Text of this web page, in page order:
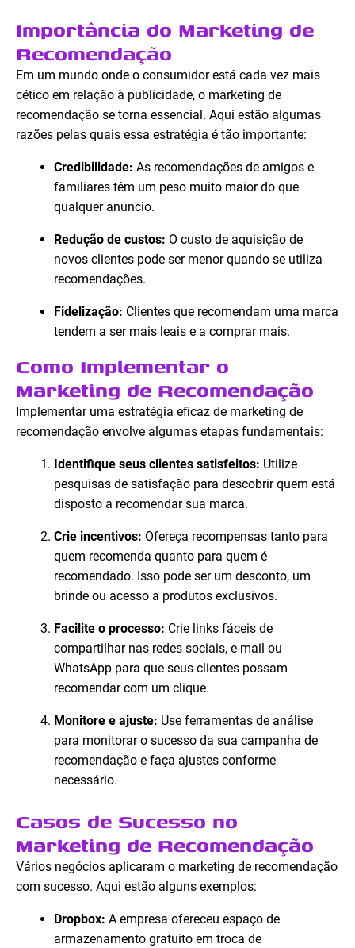
Importância do Marketing de
Recomendação
Em um mundo onde o consumidor está cada vez mais
cético em relação à publicidade, o marketing de
recomendação se torna essencial. Aqui estão algumas
razões pelas quais essa estratégia é tão importante:
Credibilidade: As recomendações de amigos e
familiares têm um peso muito maior do que
qualquer anúncio.
Redução de custos: O custo de aquisição de
novos clientes pode ser menor quando se utiliza
recomendações.
Fidelização: Clientes que recomendam uma marca
tendem a ser mais leais e a comprar mais.
Como Implementar o
Marketing de Recomendação
Implementar uma estratégia eficaz de marketing de
recomendação envolve algumas etapas fundamentais:
Identifique seus clientes satisfeitos: Utilize
pesquisas de satisfação para descobrir quem está
disposto a recomendar sua marca.
Crie incentivos: Ofereça recompensas tanto para
quem recomenda quanto para quem é
recomendado. Isso pode ser um desconto, um
brinde ou acesso a produtos exclusivos.
Facilite o processo: Crie links fáceis de
compartilhar nas redes sociais, e-mail ou
WhatsApp para que seus clientes possam
recomendar com um clique.
Monitore e ajuste: Use ferramentas de análise
para monitorar o sucesso da sua campanha de
recomendação e faça ajustes conforme
necessário.
Casos de Sucesso no
Marketing de Recomendação
Vários negócios aplicaram o marketing de recomendação
com sucesso. Aqui estão alguns exemplos:
Dropbox: A empresa ofereceu espaço de
armazenamento gratuito em troca de